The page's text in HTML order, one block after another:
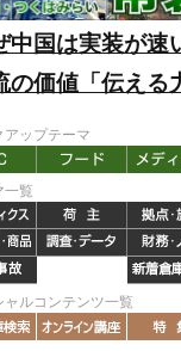
中国は実装が速
の価値「伝える
アップテーマ
一覧
ャルコンテンツ一覧